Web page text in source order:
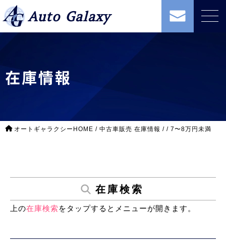
Auto Galaxy
在庫情報
オートギャラクシーHOME / 中古車販売 在庫情報 / / 7〜8万円未満
在庫検索
上の在庫検索をタップするとメニューが開きます。